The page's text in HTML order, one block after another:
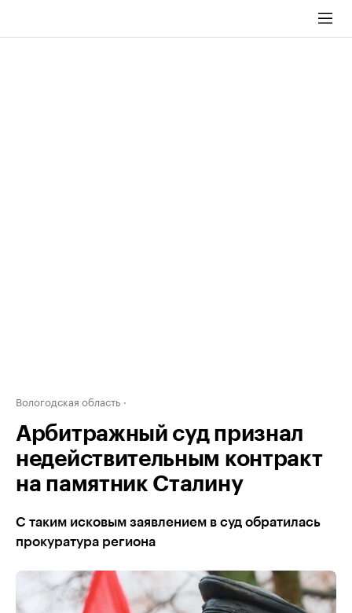
Вологодская область
Арбитражный суд признал
недействительным контракт
на памятник Сталину
С таким исковым заявлением в суд обратилась
прокуратура региона